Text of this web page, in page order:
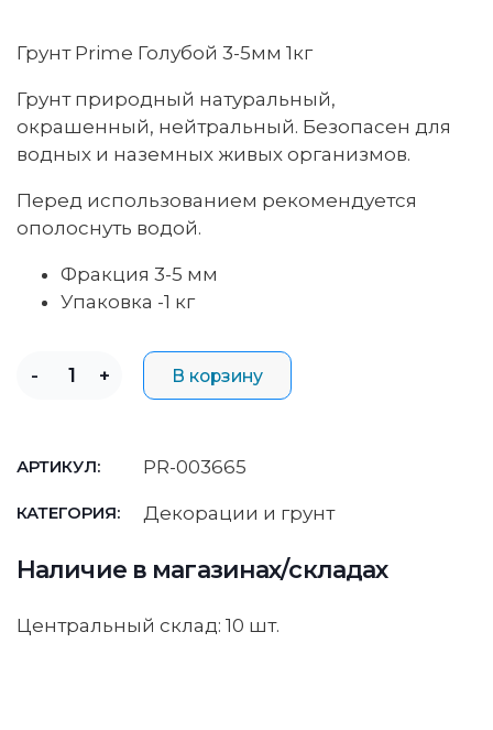
Грунт Prime Голубой 3-5мм 1кг
Грунт природный натуральный,
окрашенный, нейтральный. Безопасен для
водных и наземных живых организмов.
Перед использованием рекомендуется
ополоснуть водой.
Фракция 3-5 мм
Упаковка -1 кг
+
- В корзину
АРТИКУЛ: PR-003665
КАТЕГОРИЯ: Декорации и грунт
Наличие в магазинах/складах
Центральный склад: 10 шт.